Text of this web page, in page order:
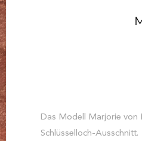
Das Modell Marjorie von
Schlüsselloch-Ausschnitt.